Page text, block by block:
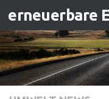
Zum Inhalt